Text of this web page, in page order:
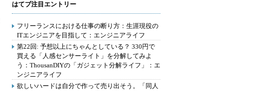
はてブ注目エントリー
フリーランスにおける仕事の断り方：生涯現役の
ITエンジニアを目指して：エンジニアライフ
第22回: 予想以上にちゃんとしている？ 330円で
買える「人感センサーライト」を分解してみよ
う：ThousanDIYの「ガジェット分解ライフ」：エ
ンジニアライフ
欲しいハードは自分で作って売り出そう。「同人